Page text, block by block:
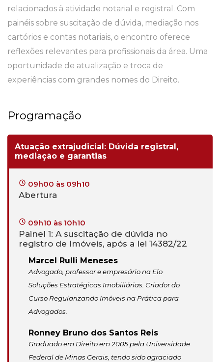
relacionados à atividade notarial e registral. Com
painéis sobre suscitação de dúvida, mediação nos
cartórios e contas notariais, o encontro oferece
reflexões relevantes para profissionais da área. Uma
oportunidade de atualização e troca de
experiências com grandes nomes do Direito.
Programação
Atuação extrajudicial: Dúvida registral,
mediação e garantias
09h00 às 09h10
Abertura
09h10 às 10h10
Painel 1: A suscitação de dúvida no
registro de Imóveis, após a lei 14382/22
Marcel Rulli Meneses
Advogado, professor e empresário na Elo
Soluções Estratégicas Imobiliárias. Criador do
Curso Regularizando Imóveis na Prática para
Advogados.
Ronney Bruno dos Santos Reis
Graduado em Direito em 2005 pela Universidade
Federal de Minas Gerais, tendo sido agraciado